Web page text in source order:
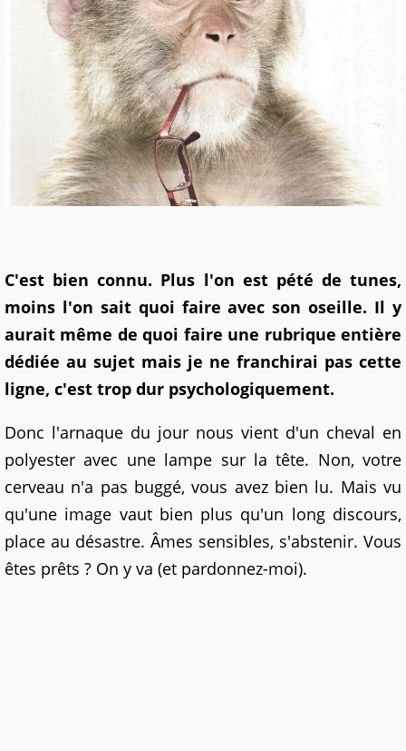
C'est bien connu. Plus l'on est pété de tunes,
moins l'on sait quoi faire avec son oseille. Il y
aurait même de quoi faire une rubrique entière
dédiée au sujet mais je ne franchirai pas cette
ligne, c'est trop dur psychologiquement.
Donc l'arnaque du jour nous vient d'un cheval en
polyester avec une lampe sur la tête. Non, votre
cerveau n'a pas buggé, vous avez bien lu. Mais vu
qu'une image vaut bien plus qu'un long discours,
place au désastre. Âmes sensibles, s'abstenir. Vous
êtes prêts ? On y va (et pardonnez-moi).